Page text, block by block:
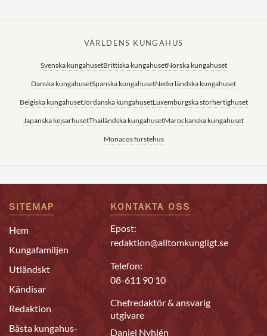
VÄRLDENS KUNGAHUS
Svenska kungahusetBrittiska kungahusetNorska kungahuset
Danska kungahusetSpanska kungahusetNederländska kungahuset
Belgiska kungahusetJordanska kungahusetLuxemburgska storhertighuset
Japanska kejsarhusetThailändska kungahusetMarockanska kungahuset
Monacos furstehus
SITEMAP
Hem
Kungafamiljen
Utländskt
Kändisar
Redaktion
Bästa kungahus-
KONTAKTA OSS
Epost:
redaktion@alltomkungligt.se
Telefon:
08-611 90 10
Chefredaktör & ansvarig
utgivare
Daniel Nyhlén